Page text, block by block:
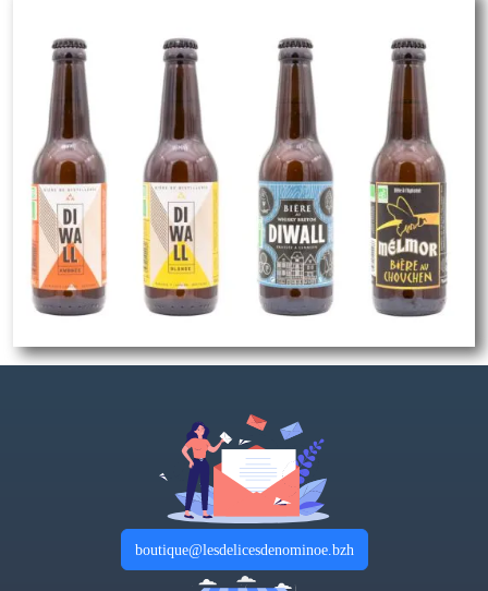
boutique@lesdelicesdenominoe.bzh